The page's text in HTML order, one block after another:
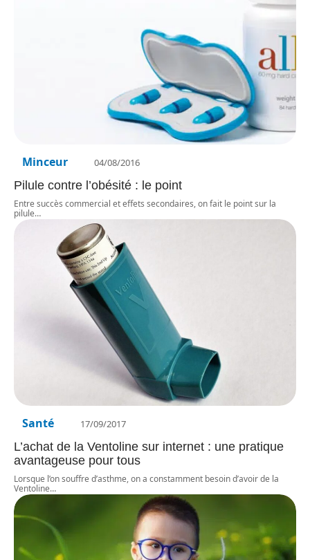
Minceur 04/08/2016
Pilule contre l’obésité : le point
Entre succès commercial et effets secondaires, on fait le point sur la
pilule…
Santé 17/09/2017
L’achat de la Ventoline sur internet : une pratique
avantageuse pour tous
Lorsque l’on souffre d’asthme, on a constamment besoin d’avoir de la
Ventoline…